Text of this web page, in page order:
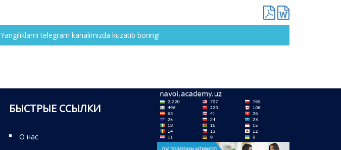
Yangiliklarni telegram kanalimizda kuzatib boring!
БЫСТРЫЕ ССЫЛКИ
О нас